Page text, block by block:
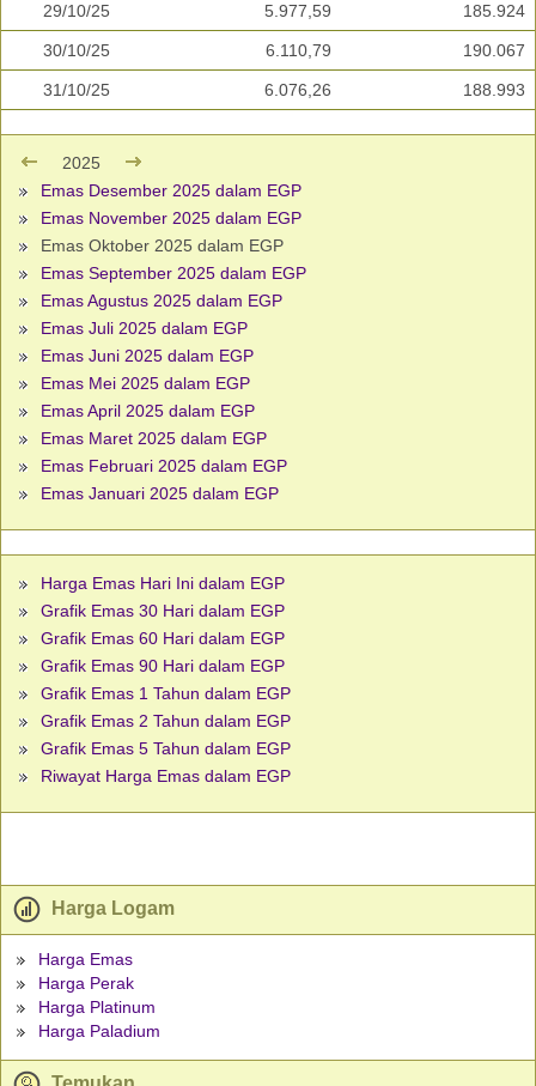
29/10/25 5.977,59 185.924
30/10/25 6.110,79 190.067
31/10/25 6.076,26 188.993
2025
Emas Desember 2025 dalam EGP
Emas November 2025 dalam EGP
Emas Oktober 2025 dalam EGP
Emas September 2025 dalam EGP
Emas Agustus 2025 dalam EGP
Emas Juli 2025 dalam EGP
Emas Juni 2025 dalam EGP
Emas Mei 2025 dalam EGP
Emas April 2025 dalam EGP
Emas Maret 2025 dalam EGP
Emas Februari 2025 dalam EGP
Emas Januari 2025 dalam EGP
Harga Emas Hari Ini dalam EGP
Grafik Emas 30 Hari dalam EGP
Grafik Emas 60 Hari dalam EGP
Grafik Emas 90 Hari dalam EGP
Grafik Emas 1 Tahun dalam EGP
Grafik Emas 2 Tahun dalam EGP
Grafik Emas 5 Tahun dalam EGP
Riwayat Harga Emas dalam EGP
Harga Logam
Harga Emas
Harga Perak
Harga Platinum
Harga Paladium